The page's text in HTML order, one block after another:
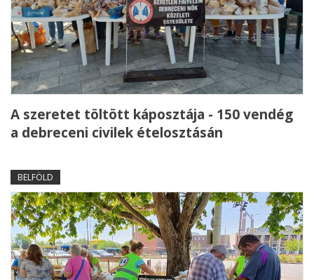
A szeretet töltött káposztája - 150 vendég
a debreceni civilek ételosztásán
BELFÖLD